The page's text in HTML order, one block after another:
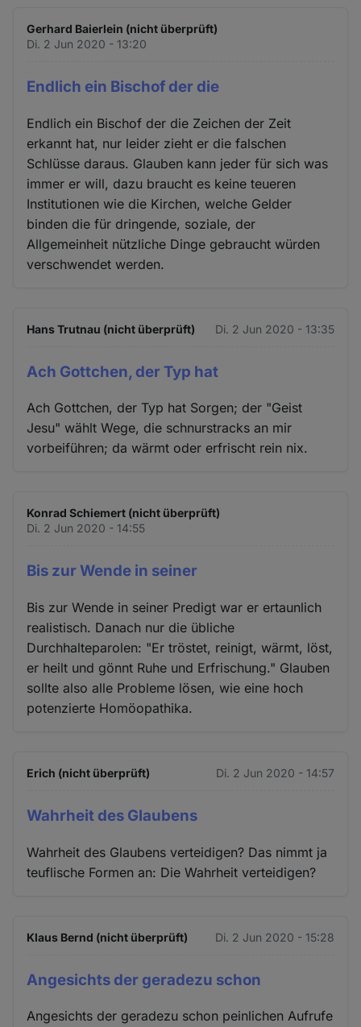
Gerhard Baierlein (nicht überprüft)
Di. 2 Jun 2020 - 13:20
Endlich ein Bischof der die
Endlich ein Bischof der die Zeichen der Zeit
erkannt hat, nur leider zieht er die falschen
Schlüsse daraus. Glauben kann jeder für sich was
immer er will, dazu braucht es keine teueren
Institutionen wie die Kirchen, welche Gelder
binden die für dringende, soziale, der
Allgemeinheit nützliche Dinge gebraucht würden
verschwendet werden.
Hans Trutnau (nicht überprüft) Di. 2 Jun 2020 - 13:35
Ach Gottchen, der Typ hat
Ach Gottchen, der Typ hat Sorgen; der "Geist
Jesu" wählt Wege, die schnurstracks an mir
vorbeiführen; da wärmt oder erfrischt rein nix.
Konrad Schiemert (nicht überprüft)
Di. 2 Jun 2020 - 14:55
Bis zur Wende in seiner
Bis zur Wende in seiner Predigt war er ertaunlich
realistisch. Danach nur die übliche
Durchhalteparolen: "Er tröstet, reinigt, wärmt, löst,
er heilt und gönnt Ruhe und Erfrischung." Glauben
sollte also alle Probleme lösen, wie eine hoch
potenzierte Homöopathika.
Erich (nicht überprüft) Di. 2 Jun 2020 - 14:57
Wahrheit des Glaubens
Wahrheit des Glaubens verteidigen? Das nimmt ja
teuflische Formen an: Die Wahrheit verteidigen?
Klaus Bernd (nicht überprüft) Di. 2 Jun 2020 - 15:28
Angesichts der geradezu schon
Angesichts der geradezu schon peinlichen Aufrufe